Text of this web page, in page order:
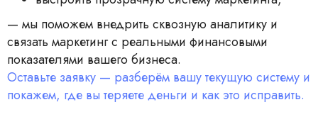
— мы поможем внедрить сквозную аналитику и
связать маркетинг с реальными финансовыми
показателями вашего бизнеса.
Оставьте заявку — разберём вашу текущую систему и
покажем, где вы теряете деньги и как это исправить.